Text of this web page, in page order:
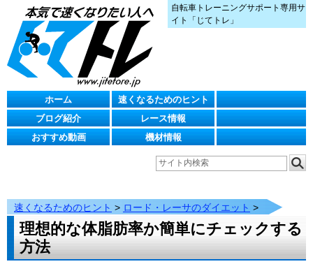
自転車トレーニングサポート専用サ
イト「じてトレ」
ホーム
速くなるためのヒント
ブログ紹介
レース情報
おすすめ動画
機材情報
速くなるためのヒント > ロード・レーサのダイエット >
理想的な体脂肪率か簡単にチェックする
方法